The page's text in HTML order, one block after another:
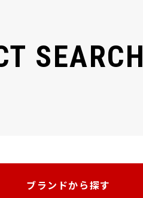
SEARCH
ブランドから探す